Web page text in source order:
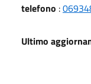
telefono :
Ultimo